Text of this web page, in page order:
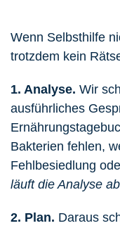
Wenn Selbsthilfe
trotzdem kein
1. Analyse. Wir
ausführliches
Bakterien fehlen,
Fehlbesiedlung
läuft die Analyse ab
2. Plan. Daraus